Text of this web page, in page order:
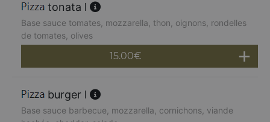
tonata l
Base sauce tomates, mozzarella, thon, oignons, rondelles
de tomates, olives
15.00€
burger l
Base sauce barbecue, mozzarella, cornichons, viande